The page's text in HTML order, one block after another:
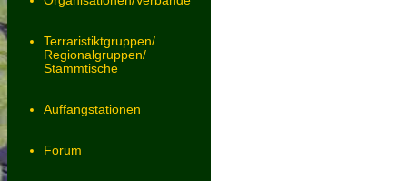
Terraristiktgruppen/
Regionalgruppen/
Stammtische
Auffangstationen
Forum